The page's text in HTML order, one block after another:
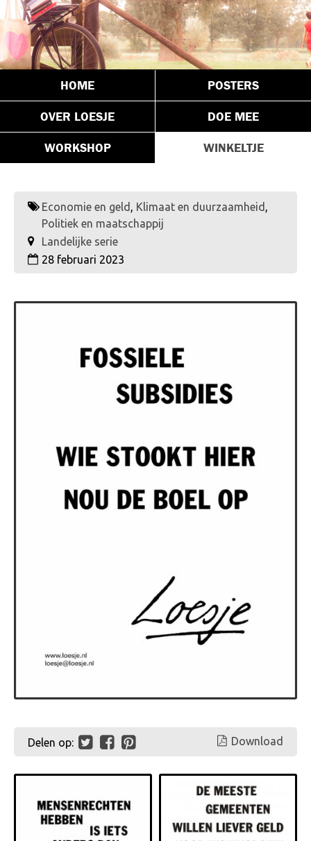
HOME POSTERS
OVER LOESJE DOE MEE
WORKSHOP WINKELTJE
Economie en geld , Klimaat en duurzaamheid ,
Politiek en maatschappij
Landelijke serie
28 februari 2023
Delen op: Download